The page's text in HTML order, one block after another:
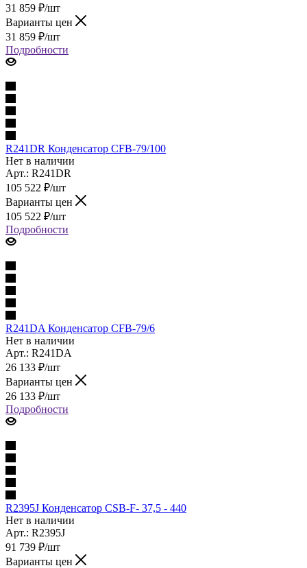
31 859 ₽/шт
Варианты цен
31 859 ₽/шт
Подробности
R241DR Конденсатор CFB-79/100
Нет в наличии
Арт.: R241DR
105 522 ₽/шт
Варианты цен
105 522 ₽/шт
Подробности
R241DA Конденсатор CFB-79/6
Нет в наличии
Арт.: R241DA
26 133 ₽/шт
Варианты цен
26 133 ₽/шт
Подробности
R2395J Конденсатор CSB-F- 37,5 - 440
Нет в наличии
Арт.: R2395J
91 739 ₽/шт
Варианты цен